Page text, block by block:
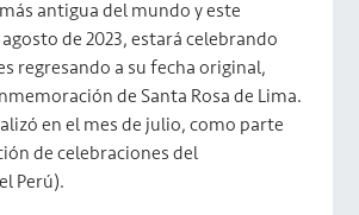
más antigua del mundo y este
de 2023, estará celebrando
regresando a su fecha original,
de Santa Rosa de Lima.
en el mes de julio, como parte
de celebraciones del
Perú).